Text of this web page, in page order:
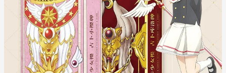
33 The Power
34 The Rain
35 The Return
36 The Sand
37 The Shadow
38 The Shield
39 The Shot